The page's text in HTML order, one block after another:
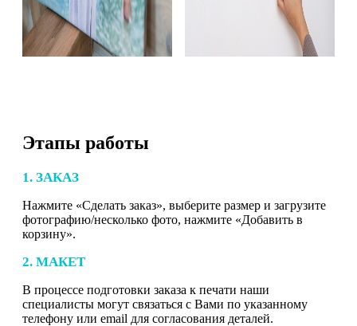
Этапы работы
1. ЗАКАЗ
Нажмите «Сделать заказ», выберите размер и загрузите
фотографию/несколько фото, нажмите «Добавить в
корзину».
2. МАКЕТ
В процессе подготовки заказа к печати наши
специалисты могут связаться с Вами по указанному
телефону или email для согласования деталей.